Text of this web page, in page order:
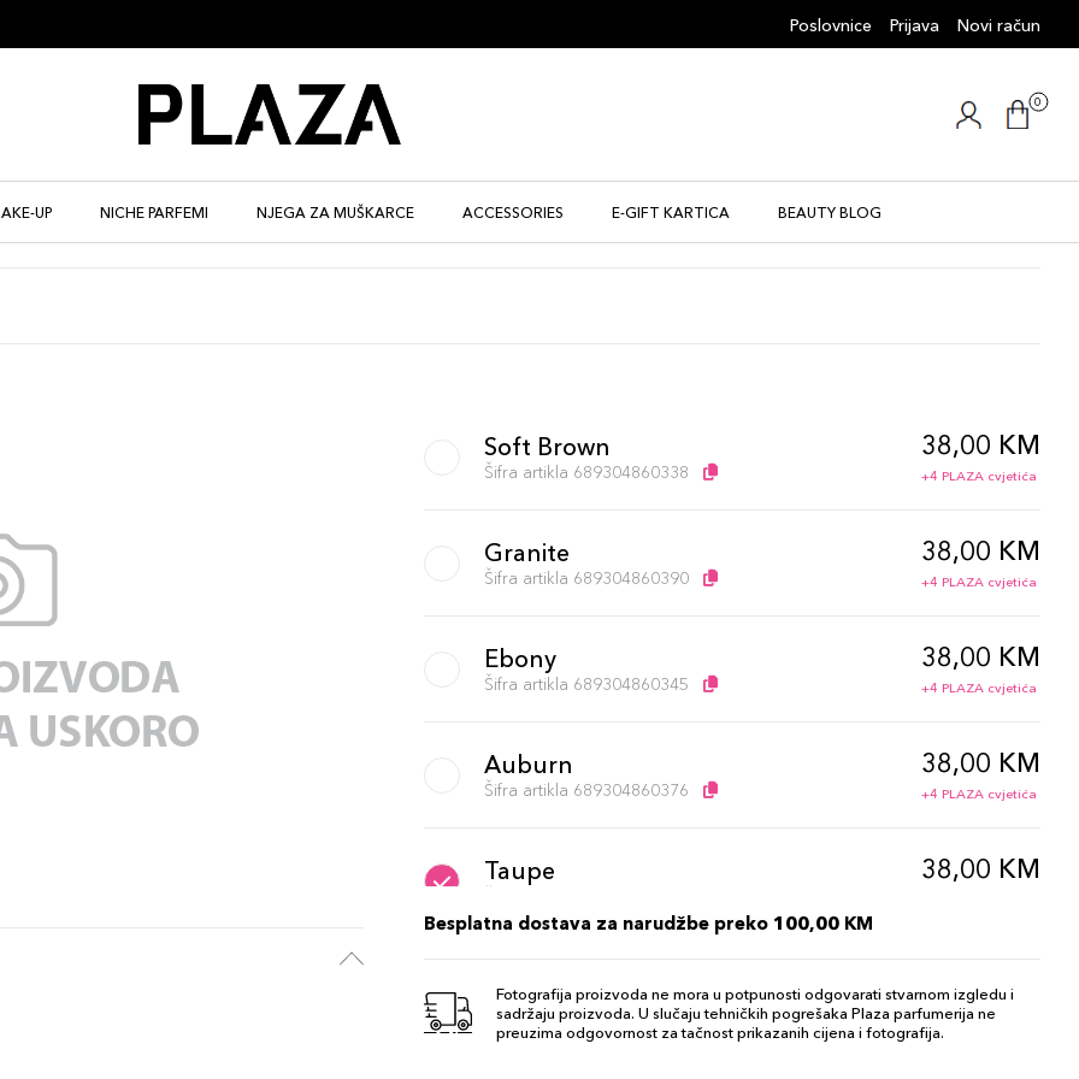
Poslovnice Prijava Novi račun
0
UP NICHE PARFEMI NJEGA ZA MUŠKARCE ACCESSORIES E-GIFT KARTICA BEAUTY BLOG
Soft Brown
Šifra artikla 689304860338
38,00 KM
+4 PLAZA cvjetića
Granite
Šifra artikla 689304860390
38,00 KM
+4 PLAZA cvjetića
Ebony
Šifra artikla 689304860345
38,00 KM
+4 PLAZA cvjetića
Auburn
Šifra artikla 689304860376
38,00 KM
+4 PLAZA cvjetića
Taupe 38,00 KM
Šifra artikla 689304860321 +4 PLAZA cvjetića
Besplatna dostava za narudžbe preko 100,00 KM
Fotografija proizvoda ne mora u potpunosti odgovarati stvarnom izgledu i
sadržaju proizvoda. U slučaju tehničkih pogrešaka Plaza parfumerija ne
preuzima odgovornost za tačnost prikazanih cijena i fotografija.